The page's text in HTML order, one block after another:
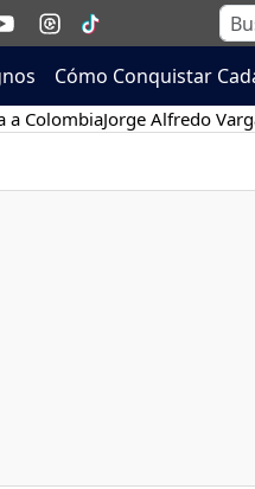
Cómo Conquistar
a ColombiaJorge Alfredo